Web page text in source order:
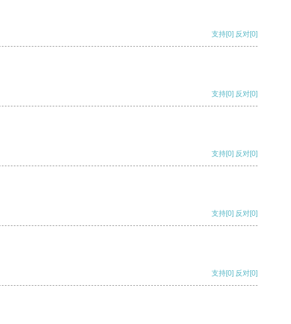
支持[0] 反对[0]
支持[0] 反对[0]
支持[0] 反对[0]
支持[0] 反对[0]
支持[0] 反对[0]